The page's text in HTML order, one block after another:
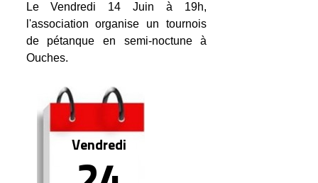
Le Vendredi 14 Juin à 19h,
l'association organise un tournois
de pétanque en semi-noctune à
Ouches.
Vendredi